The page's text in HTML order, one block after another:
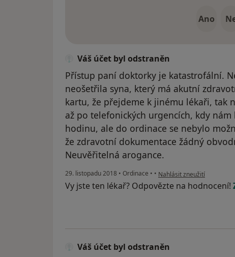
Ano
Váš účet byl odstraněn
Přístup paní doktorky je katastrofální.
neošetřila syna, který má akutní
kartu, že přejdeme k jinému lékaři, tak
až po telefonických urgencích, kdy
hodinu, ale do ordinace se nebylo
že zdravotní dokumentace žádný
Neuvěřitelná arogance.
29. listopadu 2018 • Ordinace • • podle názoru uživatele Váš
Nahlásit zneužití
Vy jste ten lékař? Odpovězte na hodnocení!
Váš účet byl odstraněn